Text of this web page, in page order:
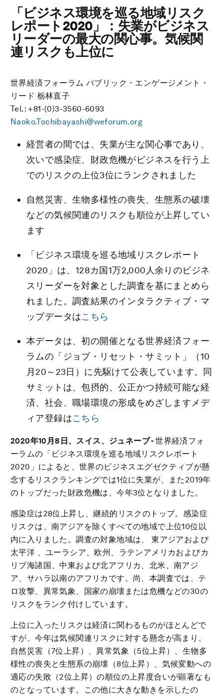
「ビジネス環境を巡る地域リスク
レポート2020」：失業がビジネス
リーダーの最大の関心事。気候関
連リスクも上位に
世界経済フォーラム パブリック・エンゲージメント・
リード 栃林直子
Tel.: +81-(0)3-3560-6093
Naoko.Tochibayashi@weforum.org
経営者の間では、失業が主な関心事であり、
次いで感染症、財政危機がビジネスを行う上
でのリスクの上位3位にランクされました
自然災害、生物多様性の喪失、生態系の破壊
などの気候関連のリスクも順位が上昇してい
ます
「ビジネス環境を巡る地域リスクレポート
2020」は、128カ国1万2,000人余りのビジネ
スリーダーを対象とした調査を基にまとめら
れました。調査結果のインタラクティブ・マ
ップデータはこちら
本データは、初の開催となる世界経済フォー
ラムの「ジョブ・リセット・サミット」（10
月20～23日）に先駆けて公表しています。同
サミットは、包摂的、公正かつ持続可能な経
済、社会、職場環境の形成をめざしますメデ
ィア登録はこちら
2020年10 月8 日、スイス、ジュネーブ-世界経済フォ
ーラムの「ビジネス環境を巡る地域リスクレポート
2020」によると、世界のビジネスエグゼクティブが懸
念するリスクランキングでは1位に失業が、また2019年
のトップだった財政危機は、今年3位となりました。
感染症は28位上昇し、継続的リスクのトップ。感染症
リスクは、南アジアを除くすべての地域で上位10位以
内に入りました。調査の対象地域は、 東アジアおよび
太平洋 、ユーラシア、欧州、ラテンアメリカおよびカ
リブ海諸国、中東および北アフリカ、北米、南アジ
ア、サハラ以南のアフリカです。尚、本調査では、テ
ロ攻撃、異常気象、国家の崩壊または危機などの30の
リスクをランク付けしています。
上位に入ったリスクは経済に関わるものがほとんどで
すが、今年は気候関連リスクに対する懸念が高まり、
自然災害（7位上昇）、異常気象（5位上昇）、生物多
様性の喪失と生態系の崩壊（8位上昇）、気候変動への
適応の失敗（2位上昇）の順位の上昇度合いが顕著なも
のとなっています。この他に大きな動きを示したの